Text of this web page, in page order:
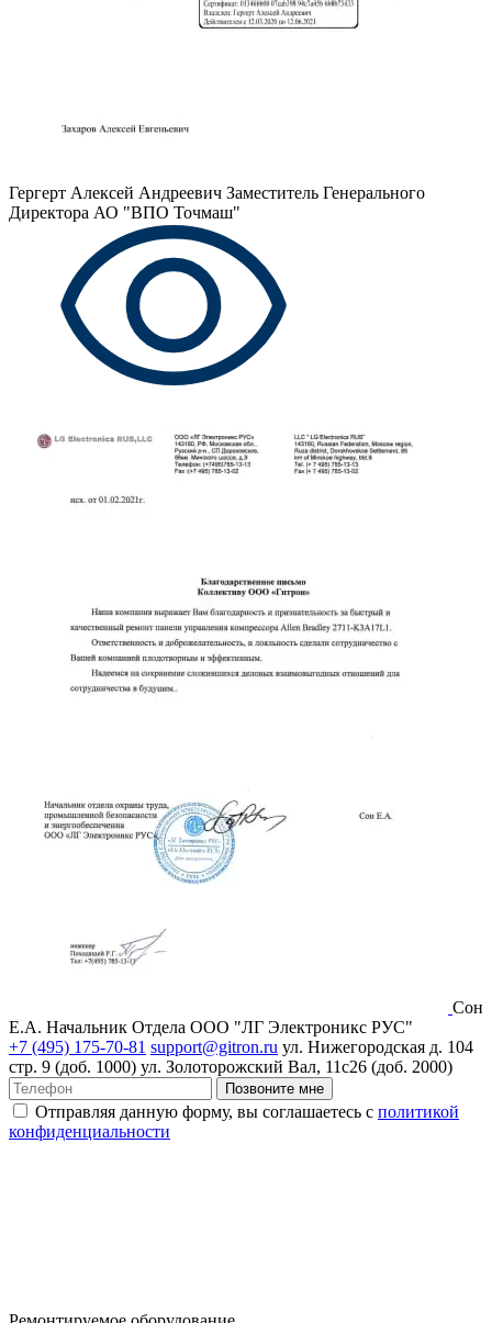
Гергерт Алексей Андреевич Заместитель Генерального
Директора АО "ВПО Точмаш"
Сон
Е.А. Начальник Отдела ООО "ЛГ Электроникс РУС"
+7 (495) 175-70-81 support@gitron.ru ул. Нижегородская д. 104
стр. 9 (доб. 1000) ул. Золоторожский Вал, 11с26 (доб. 2000)
Позвоните мне
Отправляя данную форму, вы соглашаетесь с политикой
конфиденциальности